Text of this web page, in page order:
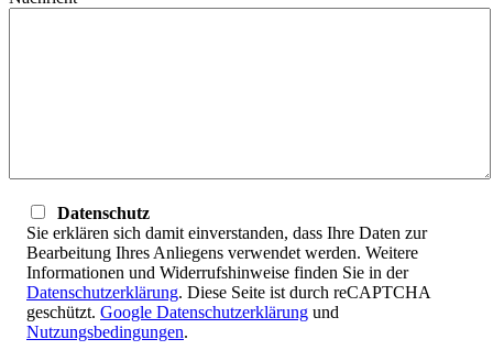
Datenschutz
Sie erklären sich damit einverstanden, dass Ihre Daten zur
Bearbeitung Ihres Anliegens verwendet werden. Weitere
Informationen und Widerrufshinweise finden Sie in der
Datenschutzerklärung. Diese Seite ist durch reCAPTCHA
geschützt. Google Datenschutzerklärung und
Nutzungsbedingungen.